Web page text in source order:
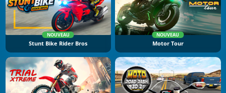
NOUVEAU
Stunt Bike Rider Bros
NOUVEAU
Motor Tour